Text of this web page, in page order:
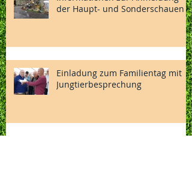
der Haupt- und Sonderschauen
Einladung zum Familientag mit
Jungtierbesprechung